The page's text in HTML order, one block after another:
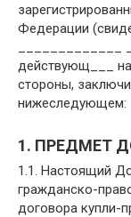
Федерации
_____________
действующ___
стороны,
нижеследующем:
1. ПРЕДМЕТ
1.1. Настоящий
гражданско-
договора купли-